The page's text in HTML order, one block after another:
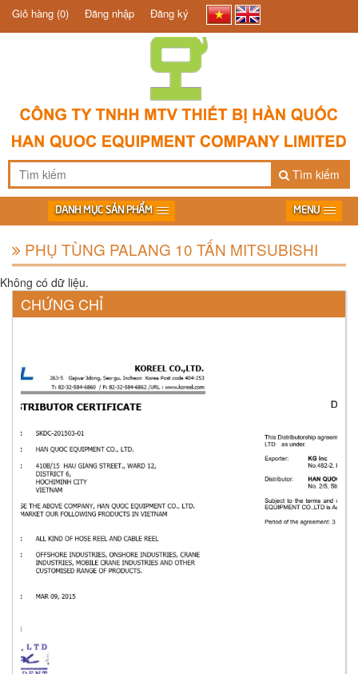
Giỏ hàng (0) Đăng nhập Đăng ký
Tìm kiếm
DANH MỤC SẢN PHẨM MENU
PHỤ TÙNG PALANG 10 TẤN MITSUBISHI
Không có dữ liệu.
CHỨNG CHỈ